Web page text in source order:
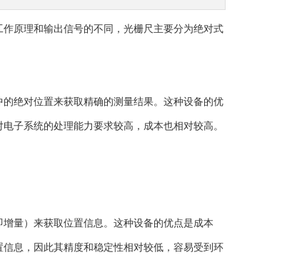
原理和输出信号的不同，光栅尺主要分为绝对式
绝对位置来获取精确的测量结果。这种设备的优
子系统的处理能力要求较高，成本也相对较高。
量）来获取位置信息。这种设备的优点是成本
息，因此其精度和稳定性相对较低，容易受到环